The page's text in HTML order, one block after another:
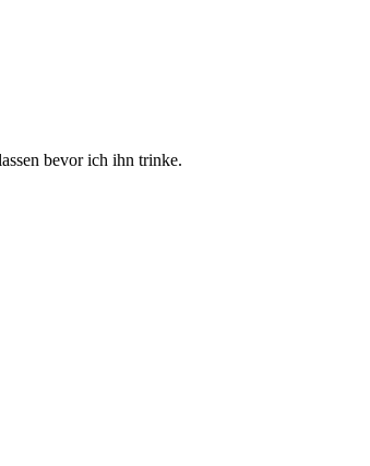
bevor ich ihn trinke.